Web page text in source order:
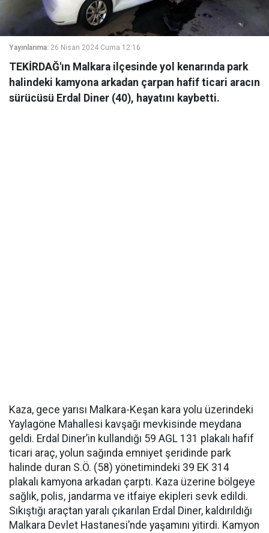
Yayınlanma: 26 Nisan 2024 Cuma 12:16
TEKİRDAĞ'ın Malkara ilçesinde yol kenarında park
halindeki kamyona arkadan çarpan hafif ticari aracın
sürücüsü Erdal Diner (40), hayatını kaybetti.
Kaza, gece yarısı Malkara-Keşan kara yolu üzerindeki
Yaylagöne Mahallesi kavşağı mevkisinde meydana
geldi. Erdal Diner’in kullandığı 59 AGL 131 plakalı hafif
ticari araç, yolun sağında emniyet şeridinde park
halinde duran S.Ö. (58) yönetimindeki 39 EK 314
plakalı kamyona arkadan çarptı. Kaza üzerine bölgeye
sağlık, polis, jandarma ve itfaiye ekipleri sevk edildi.
Sıkıştığı araçtan yaralı çıkarılan Erdal Diner, kaldırıldığı
Malkara Devlet Hastanesi’nde yaşamını yitirdi. Kamyon